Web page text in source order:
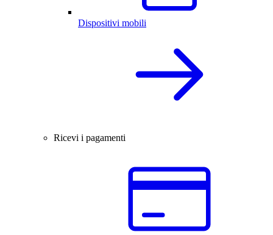
Dispositivi mobili
Ricevi i pagamenti